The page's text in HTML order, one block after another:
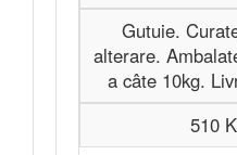
Gutuie.
alterare.
a câte 10kg.
510